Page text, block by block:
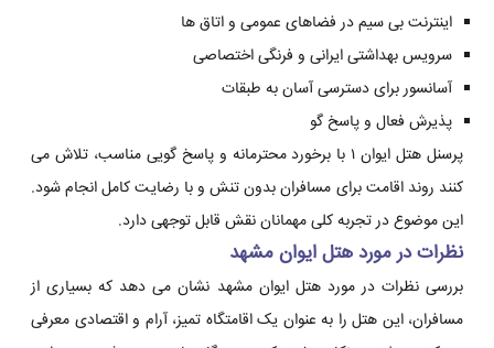
اینترنت بی سیم در فضاهای عمومی و اتاق ها
سرویس بهداشتی ایرانی و فرنگی اختصاصی
آسانسور برای دسترسی آسان به طبقات
پذیرش فعال و پاسخ گو
پرسنل هتل ایوان ۱ با برخورد محترمانه و پاسخ گویی مناسب، تلاش می
کنند روند اقامت برای مسافران بدون تنش و با رضایت کامل انجام شود.
این موضوع در تجربه کلی مهمانان نقش قابل توجهی دارد.
نظرات در مورد هتل ایوان مشهد
بررسی نظرات در مورد هتل ایوان مشهد نشان می دهد که بسیاری از
مسافران، این هتل را به عنوان یک اقامتگاه تمیز، آرام و اقتصادی معرفی